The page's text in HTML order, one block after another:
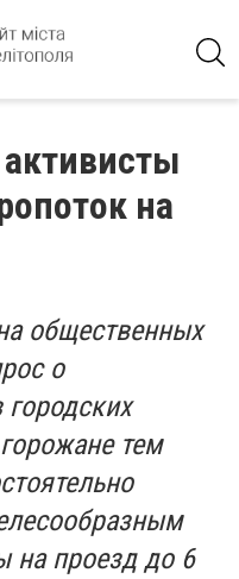
на
общественных
о
тем
на проезд до 6